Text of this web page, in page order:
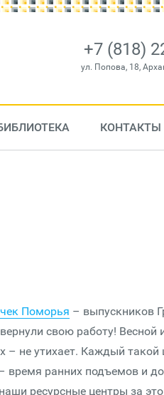
+7 (818)
ул. Попова, 18,
КОНТАКТЫ
Поморья – выпускников
свою работу! Весной
– не утихает. Каждый такой
время ранних подъемов и
ресурсные центры за это